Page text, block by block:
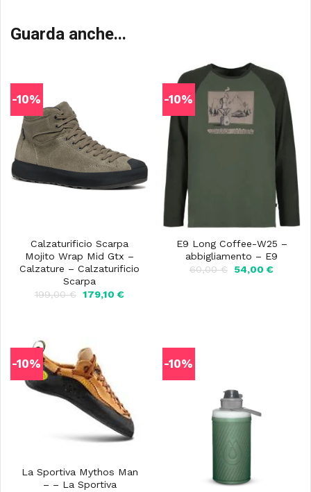
Guarda anche...
-10%
Calzaturificio Scarpa
Mojito Wrap Mid Gtx –
Calzature – Calzaturificio
Scarpa
199,00€ Il
179,10€Il
-10%
E9 Long Coffee-W25 –
abbigliamento – E9
60,00€
Il
54,00€Il
-10%
La Sportiva Mythos Man
– – La Sportiva
-10%